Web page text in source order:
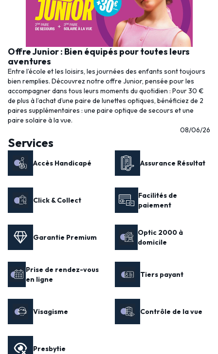
Offre Junior : Bien équipés pour toutes leurs
aventures
Entre l’école et les loisirs, les journées des enfants sont toujours
bien remplies. Découvrez notre offre Junior, pensée pour les
accompagner dans tous leurs moments du quotidien : Pour 30 €
de plus à l’achat d’une paire de lunettes optiques, bénéficiez de 2
paires supplémentaires : une paire optique de secours et une
paire solaire à la vue.
08/06/26
Services
Accès Handicapé Assurance Résultat
Click & Collect
Facilités de
paiement
Garantie Premium
Optic 2000 à
domicile
Prise de rendez-vous
en ligne
Tiers payant
Visagisme Contrôle de la vue
Presbytie